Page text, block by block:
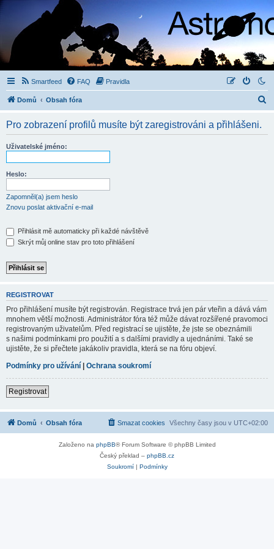
Smartfeed FAQ Pravidla
Domů Obsah fóra
Pro zobrazení profilů musíte být zaregistrováni a přihlášeni.
Uživatelské jméno:
Heslo:
Zapomněl(a) jsem heslo
Znovu poslat aktivační e-mail
Přihlásit mě automaticky při každé návštěvě
Skrýt můj online stav pro toto přihlášení
REGISTROVAT
Pro přihlášení musíte být registrován. Registrace trvá jen pár vteřin a dává vám
mnohem větší možnosti. Administrátor fóra též může dávat rozšířené pravomoci
registrovaným uživatelům. Před registrací se ujistěte, že jste se obeznámili
s našimi podmínkami pro použití a s dalšími pravidly a ujednáními. Také se
ujistěte, že si přečtete jakákoliv pravidla, která se na fóru objeví.
Podmínky pro užívání | Ochrana soukromí
Registrovat
Domů Obsah fóra Všechny časy jsou v UTC+02:00
Smazat cookies
Založeno na phpBB® Forum Software © phpBB Limited
Český překlad – phpBB.cz
Soukromí| Podmínky